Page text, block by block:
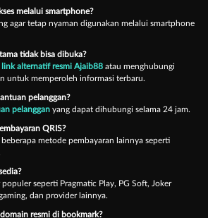
melalui smartphone?
agar tetap nyaman digunakan melalui smartphone
tidak bisa dibuka?
link alternatif resmi Ajaib88 atau menghubungi
untuk memperoleh informasi terbaru.
pelanggan?
pelanggan yang dapat dihubungi selama 24 jam.
QRIS?
beberapa metode pembayaran lainnya seperti
seperti Pragmatic Play, PG Soft, Joker
dan provider lainnya.
resmi di bookmark?